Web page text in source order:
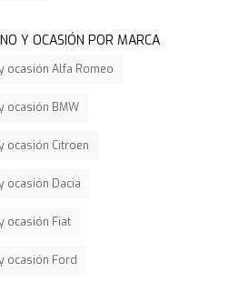
Y OCASIÓN POR MARCA
ocasión Alfa Romeo
ocasión BMW
ocasión Citroen
ocasión Dacia
ocasión Fiat
ocasión Ford